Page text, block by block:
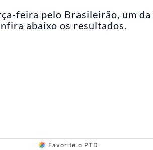
feira pelo Brasileirão, um da
abaixo os resultados.
Favorite o PTD